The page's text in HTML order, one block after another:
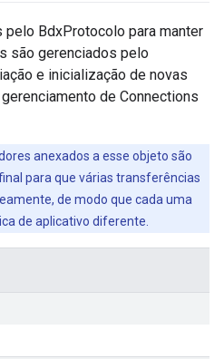
BdxProtocolo para manter
são gerenciados pelo
e inicialização de novas
de Connections
anexados a esse objeto são
para que várias transferências
de modo que cada uma
de aplicativo diferente.